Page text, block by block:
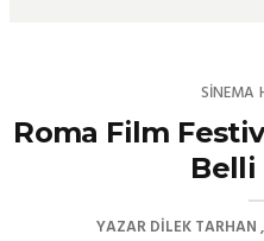
SINEMA
Roma Film
Belli
YAZARDILEK TARHAN